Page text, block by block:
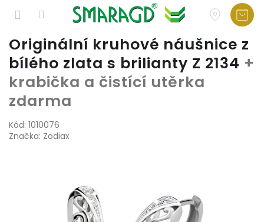
Přejít
obsah
Originální kruhové náušnice z
bílého zlata s brilianty Z 2134 +
krabička a čistící utěrka
zdarma
Kód: 1010076
Značka: Zodiax